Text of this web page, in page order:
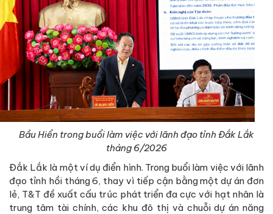
Bầu Hiển trong buổi làm việc với lãnh đạo tỉnh Đắk Lắk
tháng 6/2026
Đắk Lắk là một ví dụ điển hình. Trong buổi làm việc với lãnh
đạo tỉnh hồi tháng 6, thay vì tiếp cận bằng một dự án đơn
lẻ, T&T đề xuất cấu trúc phát triển đa cực với hạt nhân là
trung tâm tài chính, các khu đô thị và chuỗi dự án năng